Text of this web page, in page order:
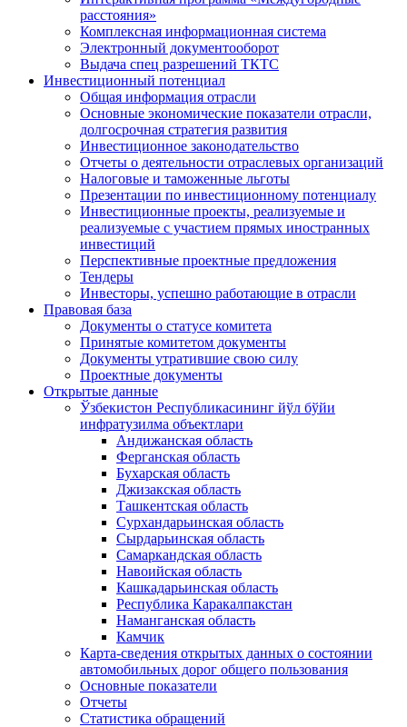
расстояния»
Комплексная информационная система
Электронный документооборот
Выдача спец разрешений ТКТС
Инвестиционный потенциал
Общая информация отрасли
Основные экономические показатели отрасли,
долгосрочная стратегия развития
Инвестиционное законодательство
Отчеты о деятельности отраслевых организаций
Налоговые и таможенные льготы
Презентации по инвестиционному потенциалу
Инвестиционные проекты, реализуемые и
реализуемые с участием прямых иностранных
инвестиций
Перспективные проектные предложения
Тендеры
Инвесторы, успешно работающие в отрасли
Правовая база
Документы о статусе комитета
Принятые комитетом документы
Документы утратившие свою силу
Проектные документы
Открытые данные
Ўзбекистон Республикасининг йўл бўйи
инфратузилма объектлари
Андижанская область
Ферганская область
Бухарская область
Джизакская область
Ташкентская область
Сурхандарьинская область
Сырдарьинская область
Самаркандская область
Навоийская область
Кашкадарьинская область
Республика Каракалпакстан
Наманганская область
Камчик
Карта-сведения открытых данных о состоянии
автомобильных дорог общего пользования
Основные показатели
Отчеты
Статистика обращений